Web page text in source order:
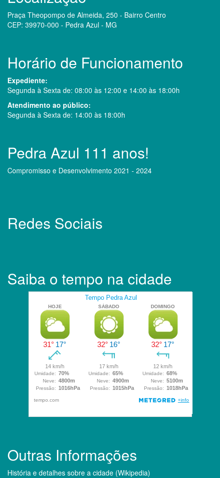
Praça Theopompo de Almeida, 250 - Bairro Centro
CEP: 39970-000 - Pedra Azul - MG
Horário de Funcionamento
Expediente:
Segunda à Sexta de: 08:00 às 12:00 e 14:00 às 18:00h
Atendimento ao público:
Segunda à Sexta de: 14:00 às 18:00h
Pedra Azul 111 anos!
Compromisso e Desenvolvimento 2021 - 2024
Redes Sociais
Saiba o tempo na cidade
Outras Informações
História e detalhes sobre a cidade (Wikipedia)